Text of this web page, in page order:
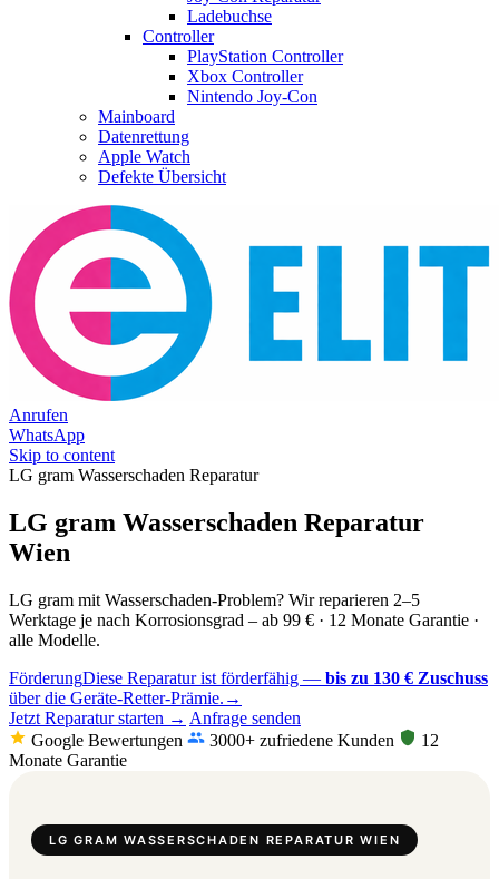
Ladebuchse
Controller
PlayStation Controller
Xbox Controller
Nintendo Joy-Con
Mainboard
Datenrettung
Apple Watch
Defekte Übersicht
Anrufen
WhatsApp
Skip to content
LG gram Wasserschaden Reparatur
LG gram Wasserschaden Reparatur
Wien
LG gram mit Wasserschaden-Problem? Wir reparieren 2–5
Werktage je nach Korrosionsgrad – ab 99 € · 12 Monate Garantie ·
alle Modelle.
FörderungDiese Reparatur ist förderfähig — bis zu 130 € Zuschuss
über die Geräte-Retter-Prämie. →
Jetzt Reparatur starten → Anfrage senden
Google Bewertungen
3000+ zufriedene Kunden
12
Monate Garantie
LG GRAM WASSERSCHADEN REPARATUR WIEN